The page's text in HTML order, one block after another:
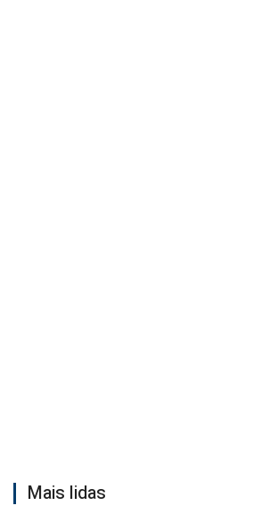
Mais lidas